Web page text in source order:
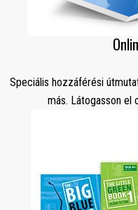
Speciális hozzáférési
más. Látogasson el